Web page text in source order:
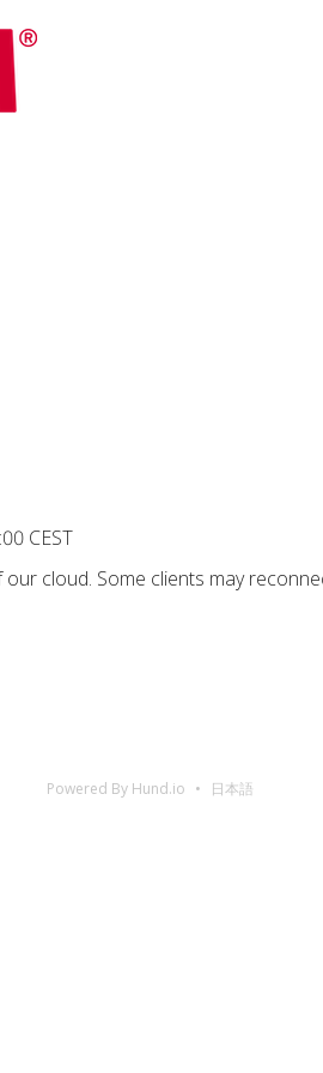
CEST
cloud. Some clients may
Powered By Hund.io 日本語